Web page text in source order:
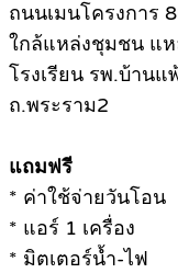
ถนนเมนโครงการ
ใกล้แหล่งชุมชน แ
โรงเรียน รพ.บ้านแ
ถ.พระราม2
แถมฟรี
* ค่าใช้จ่ายวันโอน
* แอร์ 1 เครื่อง
* มิตเตอร์น้ำ-ไฟ